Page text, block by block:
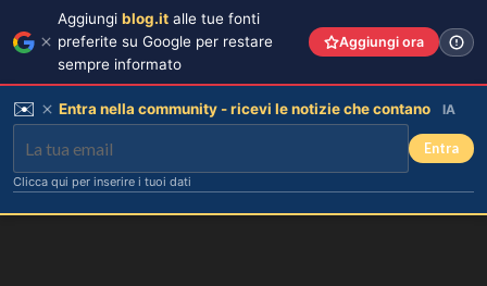
Aggiungi blog.it alle tue fonti
preferite su Google per restare
sempre informato
Aggiungi ora
✉️ Entra nella community - ricevi le notizie che contano IA
Entra
Clicca qui per inserire i tuoi dati